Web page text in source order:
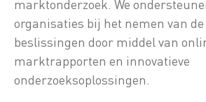
marktonderzoek. We
organisaties bij het nemen van
beslissingen door middel van
marktrapporten en innovatieve
onderzoeksoplossingen.